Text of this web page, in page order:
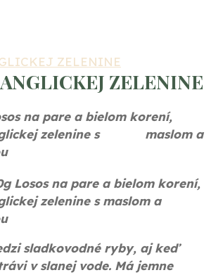
ZELENINE
na pare a bielom korení,
zelenine s maslom a
kôrou
Losos na pare a bielom korení,
zelenine s maslom a
sladkovodné ryby, aj keď
v slanej vode. Má jemne